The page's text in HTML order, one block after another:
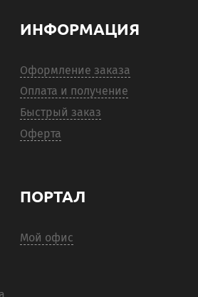
ИНФОРМАЦИЯ
Оформление заказа
Оплата и получение
Быстрый заказ
Оферта
ПОРТАЛ
Мой офис